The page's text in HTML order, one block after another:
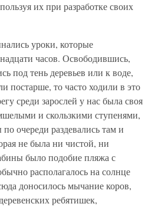
их при разработке своих
уроки, которые
часов. Освободившись,
под тень деревьев или к воде,
постарше, то часто ходили в это
среди зарослей у нас была своя
и скользкими ступенями,
очереди раздевались там и
не была ни чистой, ни
было подобие пляжа с
располагалось на солнце
доносилось мычание коров,
ребятишек,